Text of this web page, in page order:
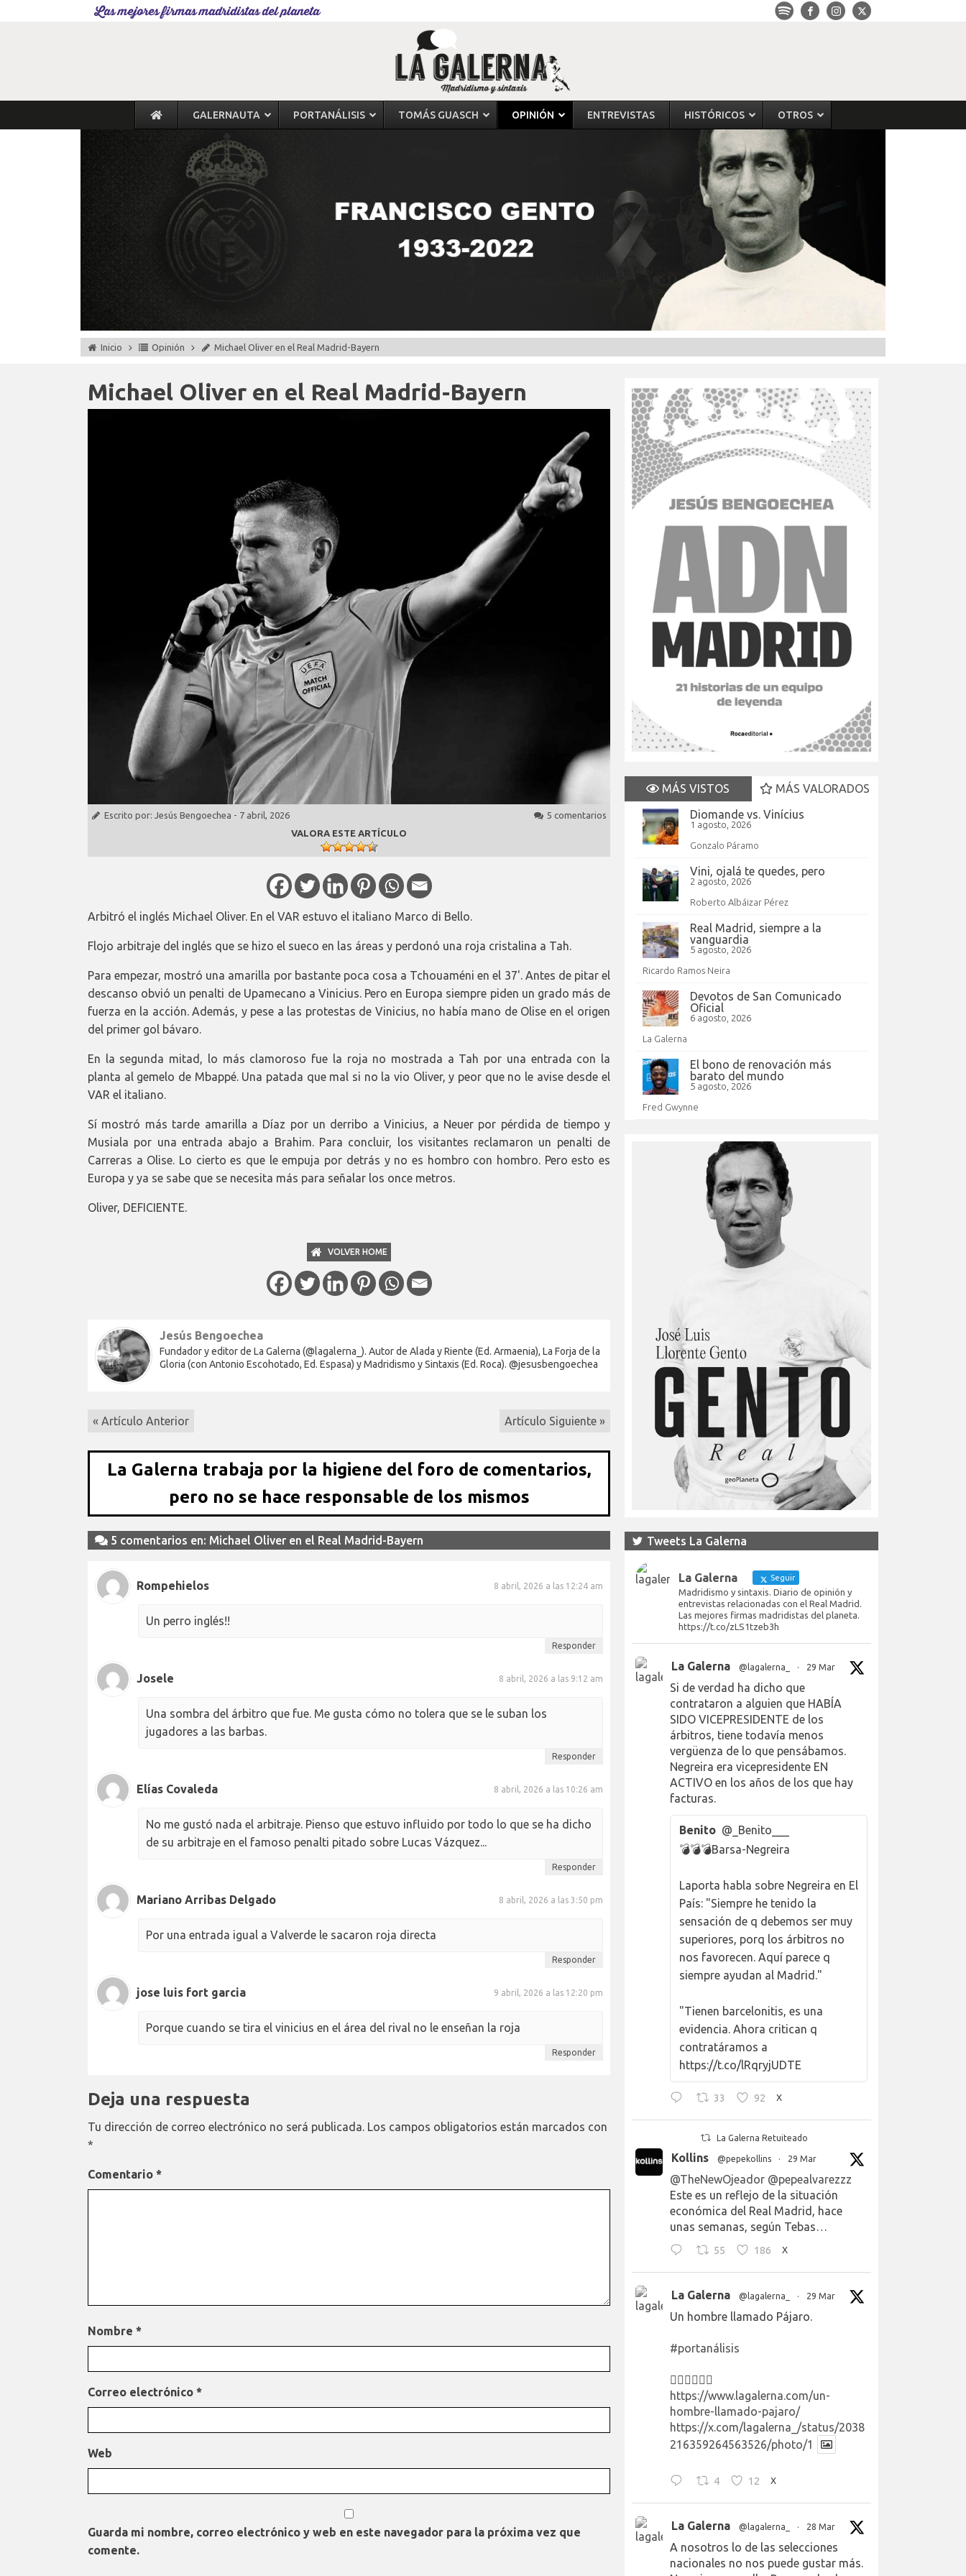
Las mejores firmas madridistas del planeta
GALERNAUTA PORTANÁLISIS TOMÁS GUASCH OPINIÓN ENTREVISTAS HISTÓRICOS OTROS
Inicio Opinión Michael Oliver en el Real Madrid-Bayern
Michael Oliver en el Real Madrid-Bayern
Escrito por: Jesús Bengoechea - 7 abril, 2026
5 comentarios
VALORA ESTE ARTÍCULO
Arbitró el inglés Michael Oliver. En el VAR estuvo el italiano Marco di Bello.
Flojo arbitraje del inglés que se hizo el sueco en las áreas y perdonó una roja cristalina a Tah.
Para empezar, mostró una amarilla por bastante poca cosa a Tchouaméni en el 37'. Antes de pitar el
descanso obvió un penalti de Upamecano a Vinicius. Pero en Europa siempre piden un grado más de
fuerza en la acción. Además, y pese a las protestas de Vinicius, no había mano de Olise en el origen
del primer gol bávaro.
En la segunda mitad, lo más clamoroso fue la roja no mostrada a Tah por una entrada con la
planta al gemelo de Mbappé. Una patada que mal si no la vio Oliver, y peor que no le avise desde el
VAR el italiano.
Sí mostró más tarde amarilla a Díaz por un derribo a Vinicius, a Neuer por pérdida de tiempo y
Musiala por una entrada abajo a Brahim. Para concluir, los visitantes reclamaron un penalti de
Carreras a Olise. Lo cierto es que le empuja por detrás y no es hombro con hombro. Pero esto es
Europa y ya se sabe que se necesita más para señalar los once metros.
Oliver, DEFICIENTE.
VOLVER HOME
Jesús Bengoechea
Fundador y editor de La Galerna (@lagalerna_). Autor de Alada y Riente (Ed. Armaenia), La Forja de la
Gloria (con Antonio Escohotado, Ed. Espasa) y Madridismo y Sintaxis (Ed. Roca). @jesusbengoechea
« Artículo Anterior Artículo Siguiente »
La Galerna trabaja por la higiene del foro de comentarios,
pero no se hace responsable de los mismos
5 comentarios en: Michael Oliver en el Real Madrid-Bayern
Rompehielos 8 abril, 2026 a las 12:24 am
Un perro inglés!!
Responder
Josele 8 abril, 2026 a las 9:12 am
Una sombra del árbitro que fue. Me gusta cómo no tolera que se le suban los
jugadores a las barbas.
Responder
Elías Covaleda 8 abril, 2026 a las 10:26 am
No me gustó nada el arbitraje. Pienso que estuvo influido por todo lo que se ha dicho
de su arbitraje en el famoso penalti pitado sobre Lucas Vázquez...
Responder
Mariano Arribas Delgado 8 abril, 2026 a las 3:50 pm
Por una entrada igual a Valverde le sacaron roja directa
Responder
jose luis fort garcia 9 abril, 2026 a las 12:20 pm
Porque cuando se tira el vinicius en el área del rival no le enseñan la roja
Responder
Deja una respuesta
Tu dirección de correo electrónico no será publicada. Los campos obligatorios están marcados con
*
Comentario *
Nombre *
Correo electrónico *
Web
Guarda mi nombre, correo electrónico y web en este navegador para la próxima vez que
comente.
MÁS VISTOS
MÁS VALORADOS
Diomande vs. Vinícius
1 agosto, 2026
Gonzalo Páramo
Vini, ojalá te quedes, pero
2 agosto, 2026
Roberto Albáizar Pérez
Real Madrid, siempre a la
vanguardia
5 agosto, 2026
Ricardo Ramos Neira
Devotos de San Comunicado
Oficial
6 agosto, 2026
La Galerna
El bono de renovación más
barato del mundo
5 agosto, 2026
Fred Gwynne
Tweets La Galerna
La Galerna Seguir
Madridismo y sintaxis. Diario de opinión y
entrevistas relacionadas con el Real Madrid.
Las mejores firmas madridistas del planeta.
https://t.co/zLS1tzeb3h
La Galerna @lagalerna_ · 29 Mar
Si de verdad ha dicho que
contrataron a alguien que HABÍA
SIDO VICEPRESIDENTE de los
árbitros, tiene todavía menos
vergüenza de lo que pensábamos.
Negreira era vicepresidente EN
ACTIVO en los años de los que hay
facturas.
Benito @_Benito___
💣💣💣Barsa-Negreira
Laporta habla sobre Negreira en El
País: "Siempre he tenido la
sensación de q debemos ser muy
superiores, porq los árbitros no
nos favorecen. Aquí parece q
siempre ayudan al Madrid."
"Tienen barcelonitis, es una
evidencia. Ahora critican q
contratáramos a
https://t.co/lRqryjUDTE
33 92 X
La Galerna Retuiteado
Kollins @pepekollins · 29 Mar
@TheNewOjeador @pepealvarezzz
Este es un reflejo de la situación
económica del Real Madrid, hace
unas semanas, según Tebas…
55 186 X
La Galerna @lagalerna_ · 29 Mar
Un hombre llamado Pájaro.
#portanálisis
👉🏻👉🏻👉🏻
https://www.lagalerna.com/un-
hombre-llamado-pajaro/
https://x.com/lagalerna_/status/2038
216359264563526/photo/1
4 12 X
La Galerna @lagalerna_ · 28 Mar
A nosotros lo de las selecciones
nacionales no nos puede gustar más.